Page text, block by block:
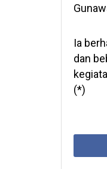
Ia
dan
(*)